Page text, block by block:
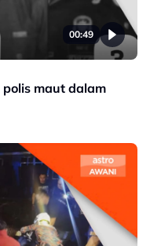
00:49
maut dalam